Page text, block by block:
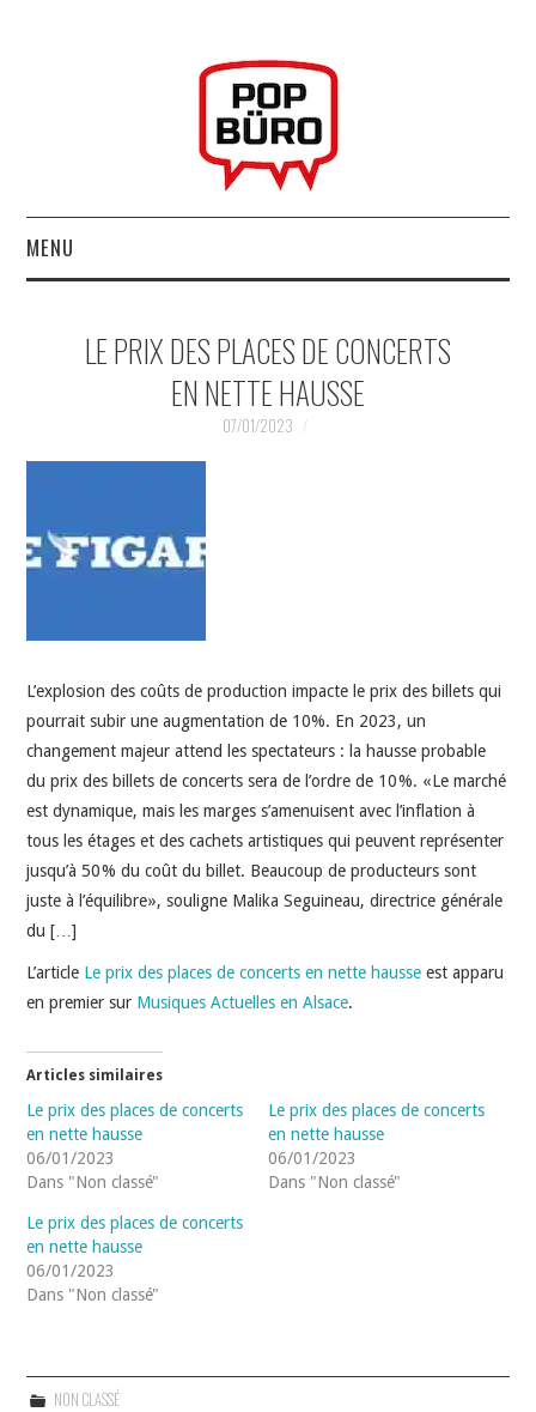
MENU
MUSIQUESACTUELLES.NET
INDÉPENDANTS
LE PRIX DES PLACES DE CONCERTS
EN NETTE HAUSSE
07/01/2023
L’explosion des coûts de production impacte le prix des billets qui
pourrait subir une augmentation de 10%. En 2023, un
changement majeur attend les spectateurs : la hausse probable
du prix des billets de concerts sera de l’ordre de 10 %. « Le marché
est dynamique, mais les marges s’amenuisent avec l’inflation à
tous les étages et des cachets artistiques qui peuvent représenter
jusqu’à 50 % du coût du billet. Beaucoup de producteurs sont
juste à l’équilibre », souligne Malika Seguineau, directrice générale
du […]
L’article Le prix des places de concerts en nette hausse est apparu
en premier sur Musiques Actuelles en Alsace.
Articles similaires
Le prix des places de concerts
en nette hausse
06/01/2023
Dans "Non classé"
Le prix des places de concerts
en nette hausse
06/01/2023
Dans "Non classé"
Le prix des places de concerts
en nette hausse
06/01/2023
Dans "Non classé"
NON CLASSÉ